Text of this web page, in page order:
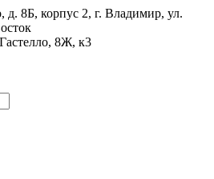
д. 8Б, корпус 2, г. Владимир, ул.
8Ж, к3